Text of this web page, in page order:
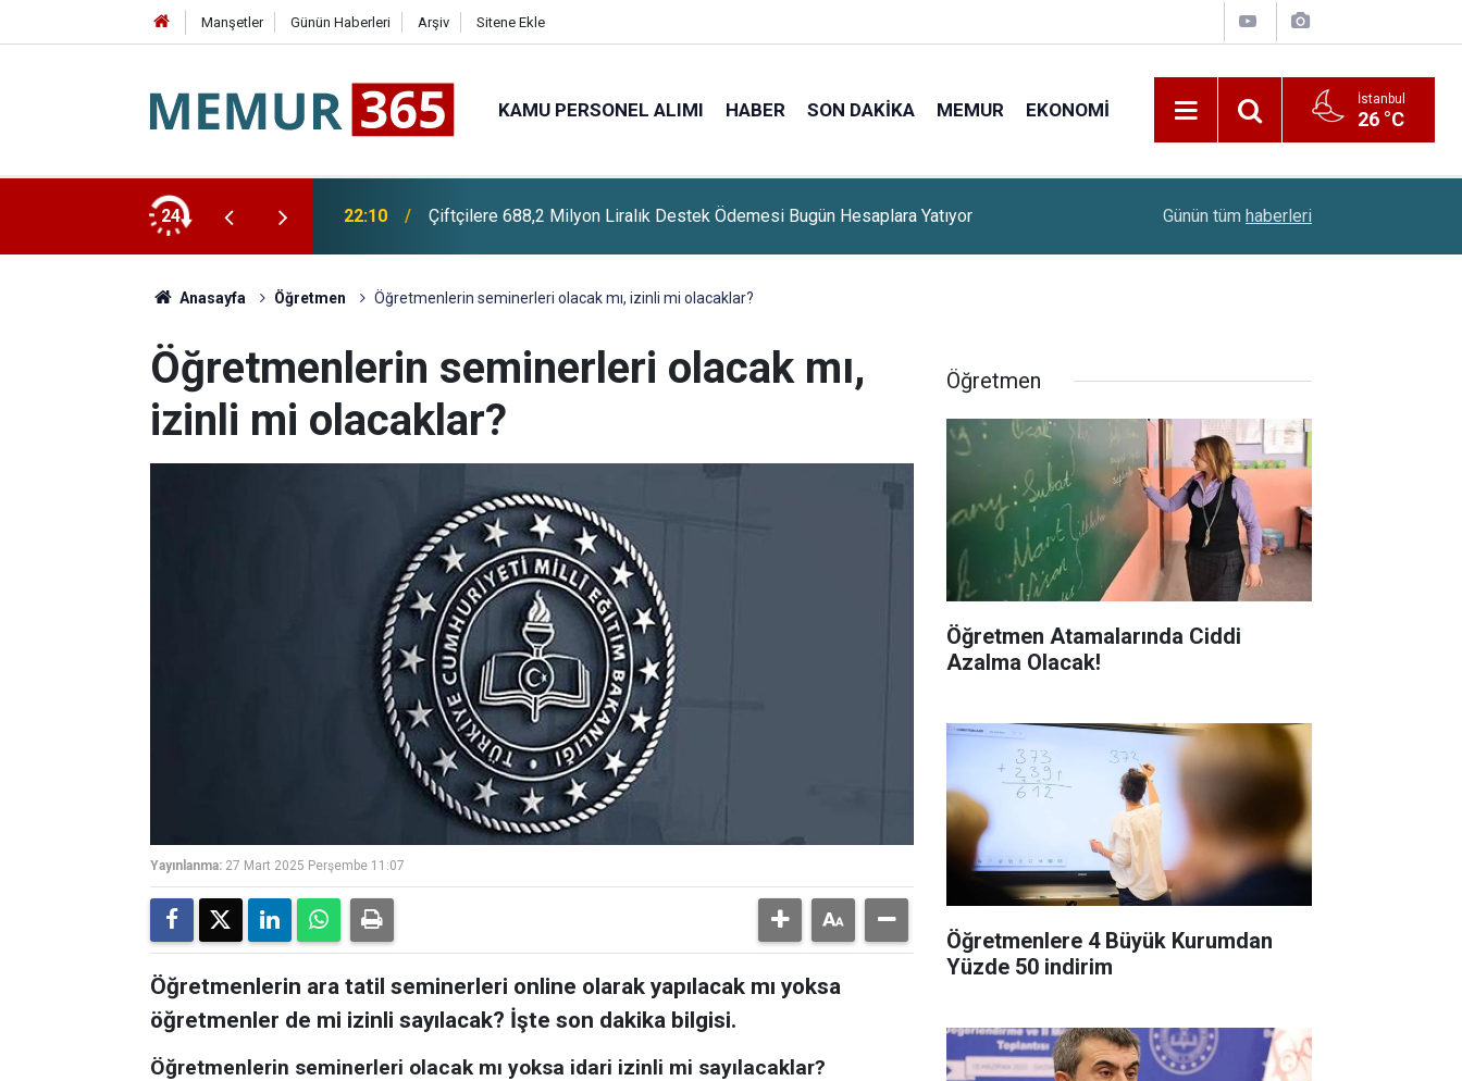
Manşetler Günün Haberleri Arşiv Sitene Ekle
KAMU PERSONEL ALIMI HABER SON DAKIKA MEMUR EKONOMI İstanbul
26 °C
24
9 Günlük Bağış Tutarını Açıkladı 22:10 Çiftçilere 688,2 Milyon Liralık Destek Ödemesi Bugün Hesaplara Yatıyor Günün tüm haberleri
Anasayfa Öğretmen Öğretmenlerin seminerleri olacak mı, izinli mi olacaklar?
Öğretmenlerin seminerleri olacak mı,
izinli mi olacaklar?
Yayınlanma: 27 Mart 2025 Perşembe 11:07
Öğretmenlerin ara tatil seminerleri online olarak yapılacak mı yoksa
öğretmenler de mi izinli sayılacak? İşte son dakika bilgisi.
Öğretmenlerin seminerleri olacak mı yoksa idari izinli mi sayılacaklar?
Öğretmen
Öğretmen Atamalarında Ciddi
Azalma Olacak!
Öğretmenlere 4 Büyük Kurumdan
Yüzde 50 indirim